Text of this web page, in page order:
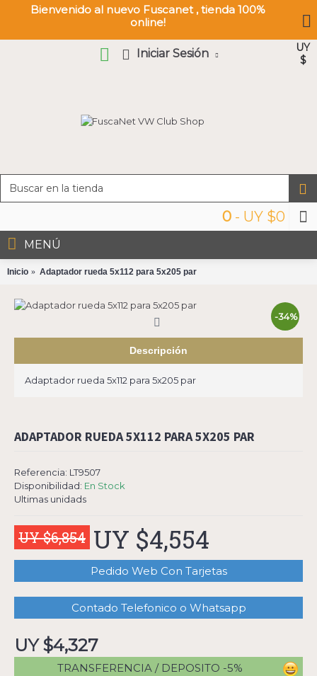
Bienvenido al nuevo Fuscanet , tienda 100%
online!
UY
$
Iniciar Sesión
0 - UY $0
MENÚ
Inicio Adaptador rueda 5x112 para 5x205 par
-34%
Descripción
Adaptador rueda 5x112 para 5x205 par
ADAPTADOR RUEDA 5X112 PARA 5X205 PAR
Referencia: LT9507
Disponibilidad: En Stock
Ultimas unidads
UY $6,854 UY $4,554
Pedido Web Con Tarjetas
Contado Telefonico o Whatsapp
UY $4,327
TRANSFERENCIA / DEPOSITO -5%